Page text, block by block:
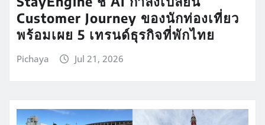
Customer Journey ของนักท่องเที่ยว
พร้อมเผย 5 เทรนด์ธุรกิจที่พักไทย
Pichaya Jul 21, 2026